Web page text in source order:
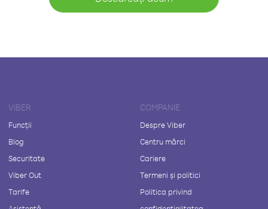
VIBER
Funcții
Blog
Securitate
Viber Out
Tarife
COMPANIE
Despre Viber
Centru mărci
Cariere
Termeni și politici
Politica privind